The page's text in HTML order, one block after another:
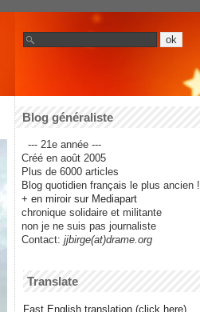
Blog généraliste
--- 21e année ---
Créé en août 2005
Plus de 6000 articles
Blog quotidien français le plus ancien !
+ en miroir sur Mediapart
chronique solidaire et militante
non je ne suis pas journaliste
Contact: jjbirge(at)drame.org
Translate
Fast English translation (click here)